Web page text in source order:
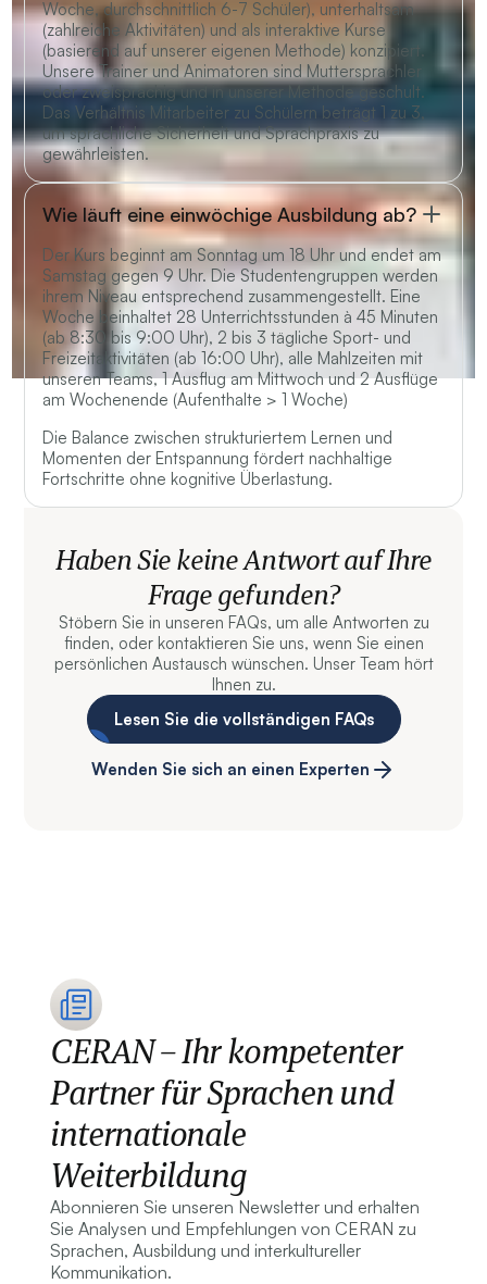
Woche, durchschnittlich 6-7 Schüler), unterhaltsam
(zahlreiche Aktivitäten) und als interaktive Kurse
(basierend auf unserer eigenen Methode) konzipiert.
Unsere Trainer und Animatoren sind Muttersprachler
oder zweisprachig und in unserer Methode geschult.
Das Verhältnis Mitarbeiter zu Schülern beträgt 1 zu 3,
um sprachliche Sicherheit und Sprachpraxis zu
gewährleisten.
Wie läuft eine einwöchige Ausbildung ab?
Der Kurs beginnt am Sonntag um 18 Uhr und endet am
Samstag gegen 9 Uhr. Die Studentengruppen werden
ihrem Niveau entsprechend zusammengestellt. Eine
Woche beinhaltet 28 Unterrichtsstunden à 45 Minuten
(ab 8:30 bis 9:00 Uhr), 2 bis 3 tägliche Sport- und
Freizeitaktivitäten (ab 16:00 Uhr), alle Mahlzeiten mit
unseren Teams, 1 Ausflug am Mittwoch und 2 Ausflüge
am Wochenende (Aufenthalte > 1 Woche)
Die Balance zwischen strukturiertem Lernen und
Momenten der Entspannung fördert nachhaltige
Fortschritte ohne kognitive Überlastung.
Haben Sie keine Antwort auf Ihre
Frage gefunden?
Stöbern Sie in unseren FAQs, um alle Antworten zu
finden, oder kontaktieren Sie uns, wenn Sie einen
persönlichen Austausch wünschen. Unser Team hört
Ihnen zu.
Lesen Sie die vollständigen FAQs
Wenden Sie sich an einen Experten
CERAN – Ihr kompetenter
Partner für Sprachen und
internationale
Weiterbildung
Abonnieren Sie unseren Newsletter und erhalten
Sie Analysen und Empfehlungen von CERAN zu
Sprachen, Ausbildung und interkultureller
Kommunikation.